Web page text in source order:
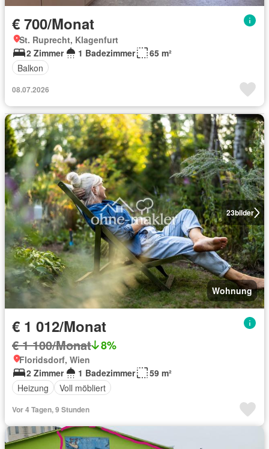
€ 700/Monat
St. Ruprecht, Klagenfurt
2 Zimmer
1 Badezimmer
65 m²
Balkon
08.07.2026
23bilder
Wohnung
€ 1 012/Monat
€ 1 100/Monat 8%
Floridsdorf, Wien
2 Zimmer
1 Badezimmer
59 m²
Heizung
Voll möbliert
Vor 4 Tagen, 9 Stunden